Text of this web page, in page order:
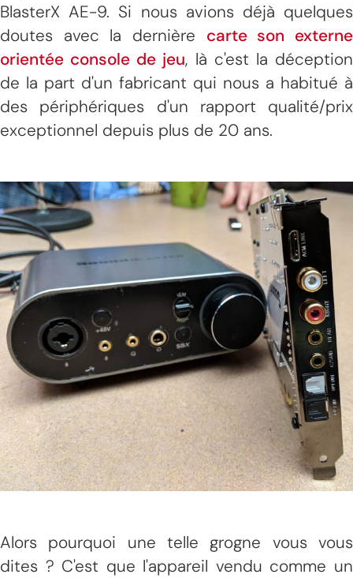
BlasterX AE-9. Si nous avions déjà quelques
doutes avec la dernière carte son externe
orientée console de jeu, là c'est la déception
de la part d'un fabricant qui nous a habitué à
des périphériques d'un rapport qualité/prix
exceptionnel depuis plus de 20 ans.
Alors pourquoi une telle grogne vous vous
dites ? C'est que l'appareil vendu comme un